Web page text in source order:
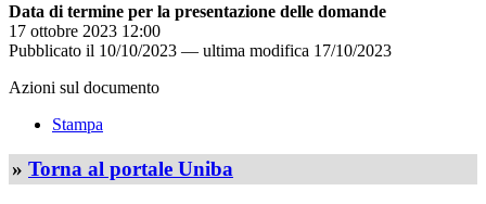
Data di termine per la presentazione delle domande
17 ottobre 2023 12:00
Pubblicato il 10/10/2023 — ultima modifica 17/10/2023
Azioni sul documento
Stampa
» Torna al portale Uniba